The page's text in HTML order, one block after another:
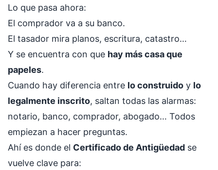
Lo que pasa ahora:
El comprador va a su banco.
El tasador mira planos, escritura, catastro…
Y se encuentra con que hay más casa que
papeles.
Cuando hay diferencia entre lo construido y lo
legalmente inscrito, saltan todas las alarmas:
notario, banco, comprador, abogado… Todos
empiezan a hacer preguntas.
Ahí es donde el Certificado de Antigüedad se
vuelve clave para: